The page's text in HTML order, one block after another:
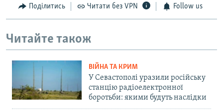
Поділитись Читати без VPN Follow us
Читайте також
ВІЙНА ТА КРИМ
У Севастополі уразили російську
станцію радіоелектронної
боротьби: якими будуть наслідки